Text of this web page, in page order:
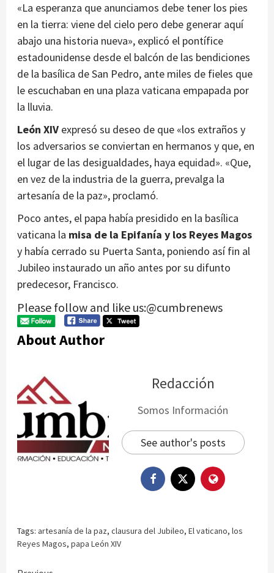
«La esperanza que anunciamos debe tener los pies
en la tierra: viene del cielo pero debe generar aquí
abajo una historia nueva», explicó el pontífice
estadounidense desde el balcón de las bendiciones
de la basílica de San Pedro, ante miles de fieles que
le escuchaban en una plaza vaticana empapada por
la lluvia.
León XIV expresó su deseo de que «los extraños y
los adversarios se conviertan en hermanos y que, en
el lugar de las desigualdades, haya equidad». «Que,
en vez de la industria de la guerra, prevalga la
artesanía de la paz», proclamó.
Poco antes, el papa había presidido en la basílica
vaticana la misa de la Epifanía y los Reyes Magos
y había cerrado su Puerta Santa, poniendo así fin al
Jubileo instaurado un año antes por su difunto
predecesor, Francisco.
Please follow and like us:@cumbrenews
About Author
Redacción
Somos Información
See author's posts
Tags: artesanía de la paz, clausura del Jubileo, El vaticano, los
Reyes Magos, papa León XIV